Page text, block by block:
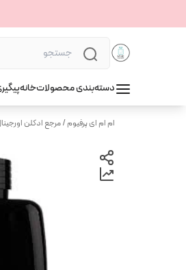
دسته‌بندی محصولاتخانه
ام ام ای پرفیوم / مرجع ادکلن